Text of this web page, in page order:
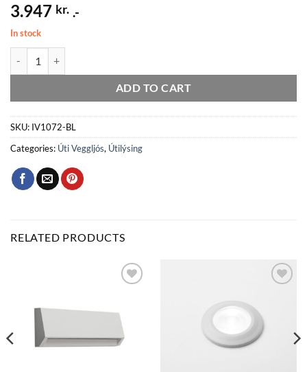
3.947 kr. .-
In stock
ADD TO CART
SKU: IV1072-BL
Categories: Úti Veggljós, Útilýsing
RELATED PRODUCTS
óskalista
óskalista